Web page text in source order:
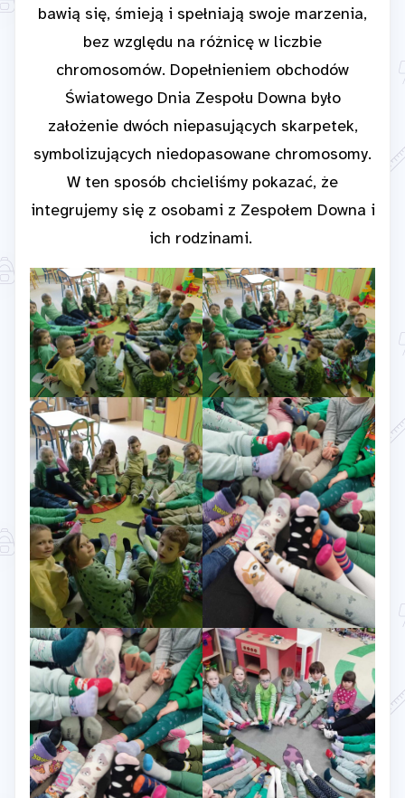
bawią się, śmieją i spełniają swoje marzenia,
bez względu na różnicę w liczbie
chromosomów. Dopełnieniem obchodów
Światowego Dnia Zespołu Downa było
założenie dwóch niepasujących skarpetek,
symbolizujących niedopasowane chromosomy.
W ten sposób chcieliśmy pokazać, że
integrujemy się z osobami z Zespołem Downa i
ich rodzinami.